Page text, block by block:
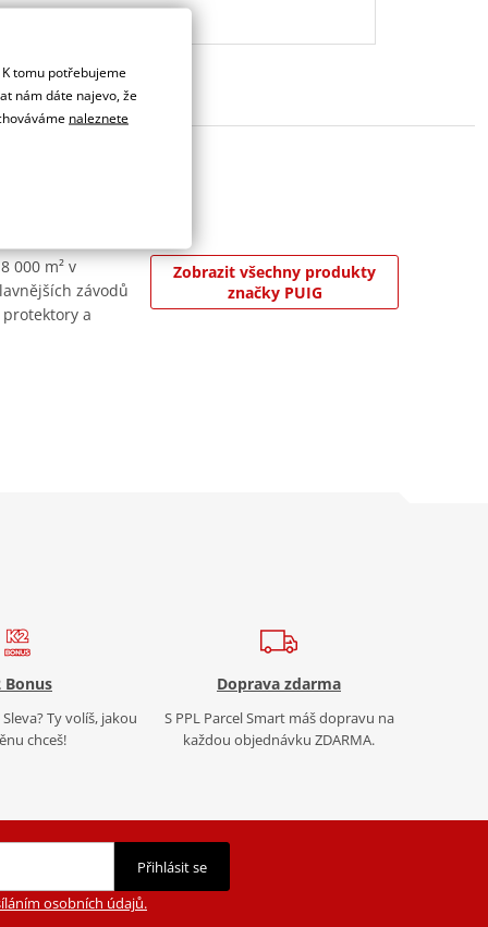
000 m² v
závodů
a
Zobrazit všechny produkty
značky PUIG
Bonus
Ty volíš, jakou
chceš!
Doprava zdarma
S PPL Parcel Smart máš dopravu na
každou objednávku ZDARMA.
Přihlásit se
osobních údajů.
tomu potřebujeme
nám dáte najevo, že
naleznete